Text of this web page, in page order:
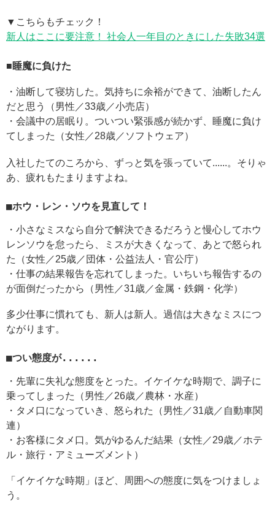
▼こちらもチェック！
新人はここに要注意！ 社会人一年目のときにした失敗34選
■睡魔に負けた
・油断して寝坊した。気持ちに余裕ができて、油断したん
だと思う（男性／33歳／小売店）
・会議中の居眠り。ついつい緊張感が続かず、睡魔に負け
てしまった（女性／28歳／ソフトウェア）
入社したてのころから、ずっと気を張っていて......。そりゃ
あ、疲れもたまりますよね。
■ホウ・レン・ソウを見直して！
・小さなミスなら自分で解決できるだろうと慢心してホウ
レンソウを怠ったら、ミスが大きくなって、あとで怒られ
た（女性／25歳／団体・公益法人・官公庁）
・仕事の結果報告を忘れてしまった。いちいち報告するの
が面倒だったから（男性／31歳／金属・鉄鋼・化学）
多少仕事に慣れても、新人は新人。過信は大きなミスにつ
ながります。
■つい態度が......
・先輩に失礼な態度をとった。イケイケな時期で、調子に
乗ってしまった（男性／26歳／農林・水産）
・タメ口になっていき、怒られた（男性／31歳／自動車関
連）
・お客様にタメ口。気がゆるんだ結果（女性／29歳／ホテ
ル・旅行・アミューズメント）
「イケイケな時期」ほど、周囲への態度に気をつけましょ
う。